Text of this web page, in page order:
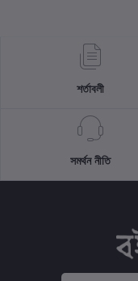
শর্তাবলী
সমর্থন নীতি